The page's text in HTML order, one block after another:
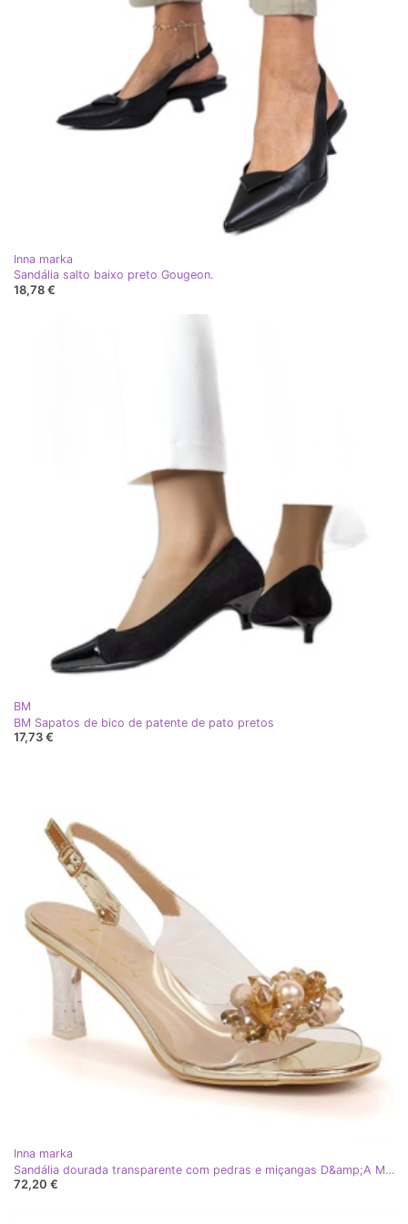
Inna marka
Sandália salto baixo preto Gougeon.
18,78 €
BM
BM Sapatos de bico de patente de pato pretos
17,73 €
Inna marka
Sandália dourada transparente com pedras e miçangas D&amp;A MR-X951 dourado
72,20 €